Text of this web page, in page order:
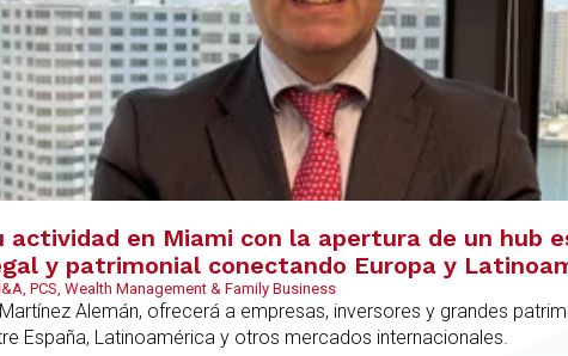
actividad en Miami con la apertura de un hub
y patrimonial conectando Europa y
PCS, Wealth Management & Family Business
Alemán, ofrecerá a empresas, inversores y grandes
España, Latinoamérica y otros mercados internacionales.